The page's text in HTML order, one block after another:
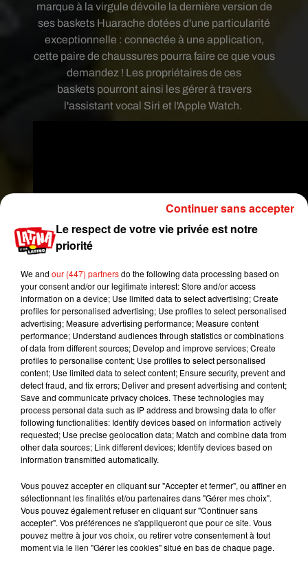
Publié : 2 septembre 2019 à 17h45 par A.L.
marque à la virgule dévoile la dernière version de
ses baskets Huarache dotées d'une particularité
exceptionnelle : connectée à une application,
cette paire de chaussures pourra faire ce que vous
demandez ! Les propriétaires de ces
baskets pourront ainsi les gérer à travers
l'assistant vocal Siri et l'Apple Watch.
Contrôler la basket au son de la
voix
Magique mais bientôt réel, délacer ses lacets au
son de la voix avec la simple formule"Dis, Siri",
entre autre, sera désormais possible ! Si le prix de
la Nike Adapt Huarache n'est toujours pas connu,
futur sontprévues pour le 13 septembre prochain.
Mundo Latino
Le respect de votre vie privée est notre
priorité
We and our (447) partnersdo the following data processing based on
your consent and/or our legitimate interest: Store and/or access
information on a device; Use limited data to select advertising; Create
profiles for personalised advertising; Use profiles to select personalised
advertising; Measure advertising performance; Measure content
performance; Understand audiences through statistics or combinations
of data from different sources; Develop and improve services; Create
profiles to personalise content; Use profiles to select personalised
content; Use limited data to select content; Ensure security, prevent and
detect fraud, and fix errors; Deliver and present advertising and content;
Save and communicate privacy choices. These technologies may
process personal data such as IP address and browsing data to offer
following functionalities: Identify devices based on information actively
requested; Use precise geolocation data; Match and combine data from
other data sources; Link different devices; Identify devices based on
information transmitted automatically.
Vous pouvez accepter en cliquant sur "Accepter et fermer", ou affiner en
sélectionnant les finalités et/ou partenaires dans "Gérer mes choix".
Vous pouvez également refuser en cliquant sur "Continuer sans
accepter". Vos préférences ne s'appliqueront que pour ce site. Vous
pouvez mettre à jour vos choix, ou retirer votre consentement à tout
moment via le lien "Gérer les cookies" situé en bas de chaque page.
Continuer sans accepter